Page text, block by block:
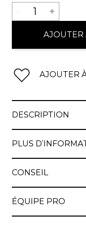
Quantité
- 1 +
AJOUTER
AJOUTER
DESCRIPTION
PLUS
CONSEIL
ÉQUIPE PRO